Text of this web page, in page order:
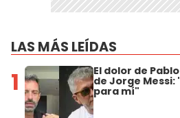
LAS MÁS LEÍDAS
1 El dolor de
de Jorge
para mí"